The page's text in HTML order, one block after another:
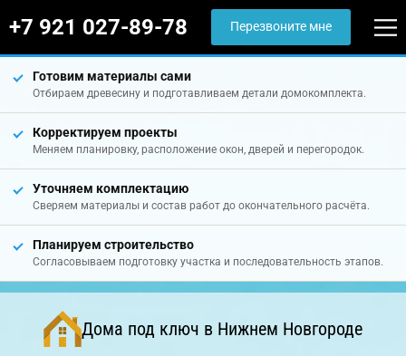
+7 921 027-89-78 Перезвоните мне
Готовим материалы сами
Отбираем древесину и подготавливаем детали домокомплекта.
Корректируем проекты
Меняем планировку, расположение окон, дверей и перегородок.
Уточняем комплектацию
Сверяем материалы и состав работ до окончательного расчёта.
Планируем строительство
Согласовываем подготовку участка и последовательность этапов.
Дома под ключ в Нижнем Новгороде